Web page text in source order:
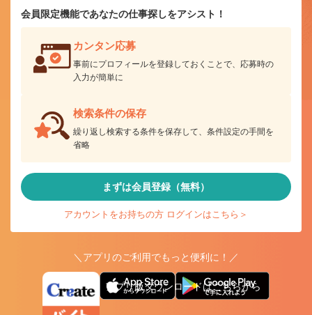
会員限定機能であなたの仕事探しをアシスト！
カンタン応募
事前にプロフィールを登録しておくことで、応募時の
入力が簡単に
検索条件の保存
繰り返し検索する条件を保存して、条件設定の手間を
省略
まずは会員登録（無料）
アカウントをお持ちの方 ログインはこちら＞
＼アプリのご利用でもっと便利に！／
アプリ版ダウンロードはこちらから